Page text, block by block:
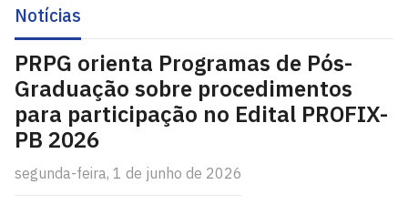
Notícias
PRPG orienta Programas de Pós-
Graduação sobre procedimentos
para participação no Edital PROFIX-
PB 2026
segunda-feira, 1 de junho de 2026